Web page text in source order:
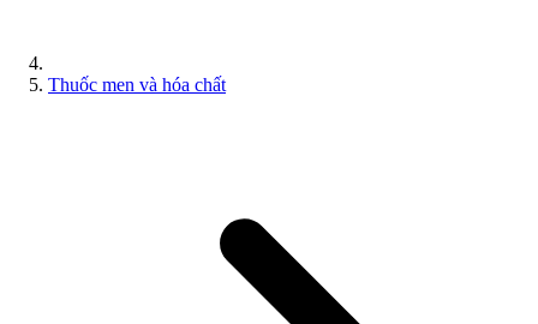
Thuốc men và hóa chất